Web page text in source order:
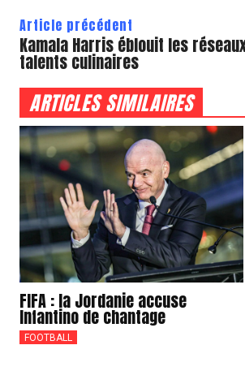
Article précédent
Kamala Harris éblouit les
talents culinaires
ARTICLES SIMILAIRES
FIFA : la Jordanie accuse
Infantino de chantage
FOOTBALL